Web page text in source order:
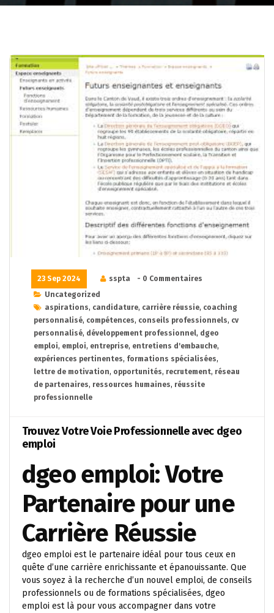
23 Sep 2024 sspta
- 0 Commentaires
Uncategorized
aspirations, candidature, carrière réussie, coaching
personnalisé, compétences, conseils professionnels, cv
personnalisé, développement professionnel, dgeo
emploi, emploi, entreprise, entretiens d'embauche,
expériences pertinentes, formations spécialisées,
lettre de motivation, opportunités, recrutement, réseau
de partenaires, ressources humaines, réussite
professionnelle
Trouvez Votre Voie Professionnelle avec dgeo
emploi
dgeo emploi: Votre
Partenaire pour une
Carrière Réussie
dgeo emploi est le partenaire idéal pour tous ceux en
quête d’une carrière enrichissante et épanouissante. Que
vous soyez à la recherche d’un nouvel emploi, de conseils
professionnels ou de formations spécialisées, dgeo
emploi est là pour vous accompagner dans votre